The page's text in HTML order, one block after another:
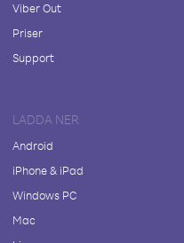
Viber Out
Priser
Support
LADDA NER
Android
iPhone & iPad
Windows PC
Mac